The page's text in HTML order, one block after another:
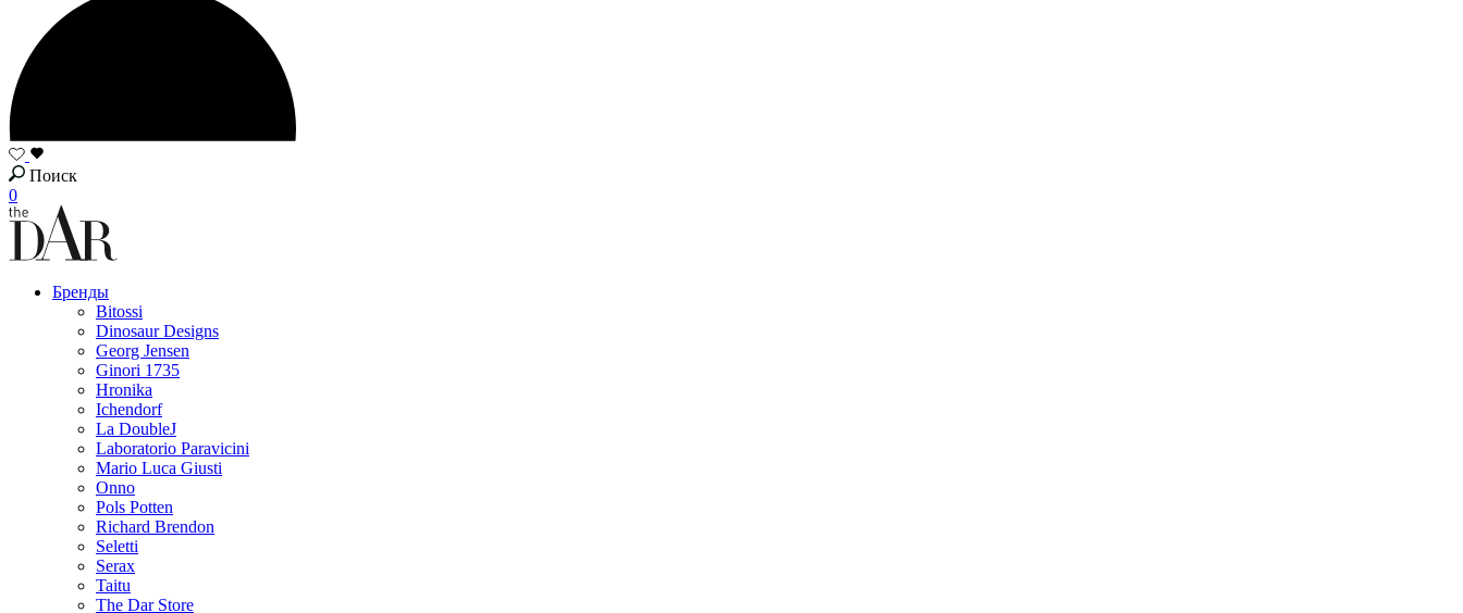
Поиск
0
Бренды
Bitossi
Dinosaur Designs
Georg Jensen
Ginori 1735
Hronika
Ichendorf
La DoubleJ
Laboratorio Paravicini
Mario Luca Giusti
Onno
Pols Potten
Richard Brendon
Seletti
Serax
Taitu
The Dar Store